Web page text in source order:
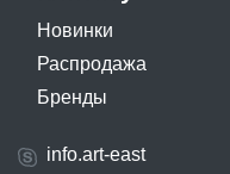
Новинки
Распродажа
Бренды
info.art-east